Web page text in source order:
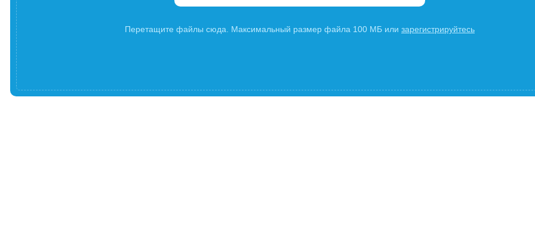
Перетащите файлы сюда. Максимальный размер файла 100 МБ или зарегистрируйтесь